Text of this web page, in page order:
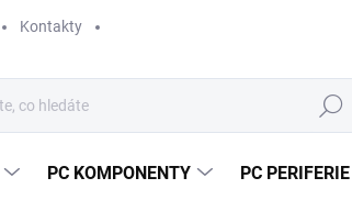
Kontakty
Hledat
PC KOMPONENTY PC PERIFERIE